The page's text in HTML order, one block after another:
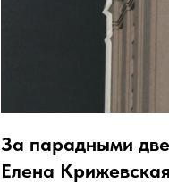
За парадными
Елена